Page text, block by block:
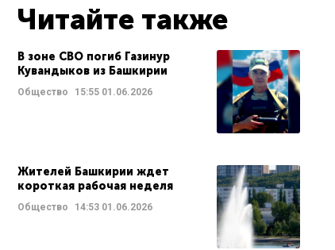
Читайте также
В зоне СВО погиб Газинур
Кувандыков из Башкирии
Общество 15:55 01.06.2026
Жителей Башкирии ждет
короткая рабочая неделя
Общество 14:53 01.06.2026